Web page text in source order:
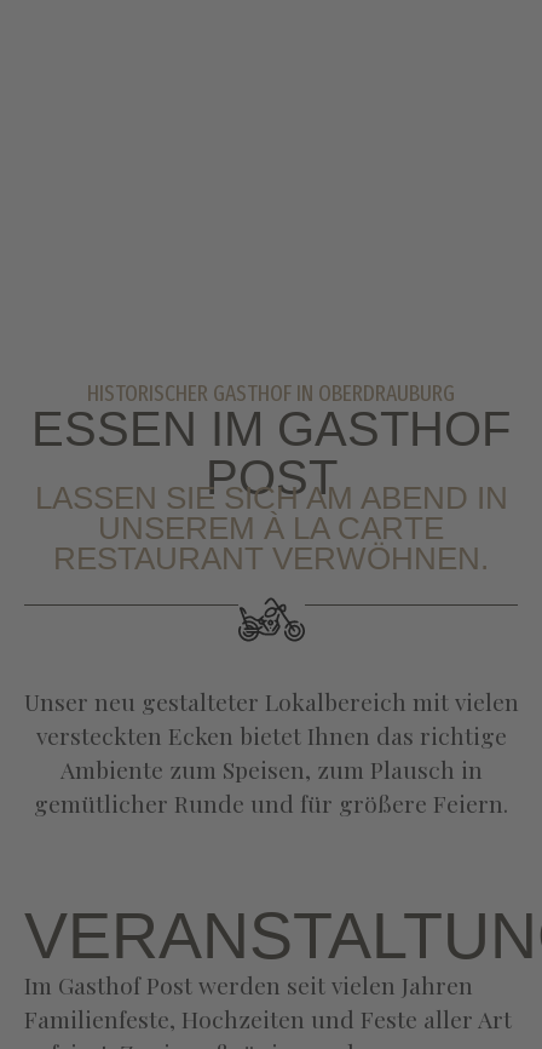
HISTORISCHER GASTHOF IN OBERDRAUBURG
ESSEN IM GASTHOF
POST
LASSEN SIE SICH AM ABEND IN
UNSEREM À LA CARTE
RESTAURANT VERWÖHNEN.
Unser neu gestalteter Lokalbereich mit vielen
versteckten Ecken bietet Ihnen das richtige
Ambiente zum Speisen, zum Plausch in
gemütlicher Runde und für größere Feiern.
Im Gasthof Post werden seit vielen Jahren
Familienfeste, Hochzeiten und Feste aller Art